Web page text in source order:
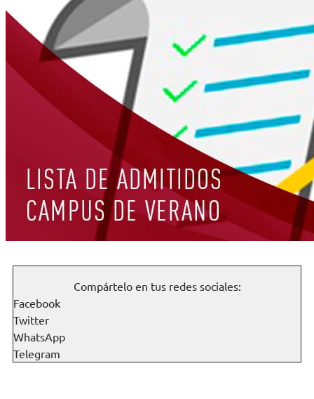
Compártelo en tus redes sociales:
Facebook
Twitter
WhatsApp
Telegram